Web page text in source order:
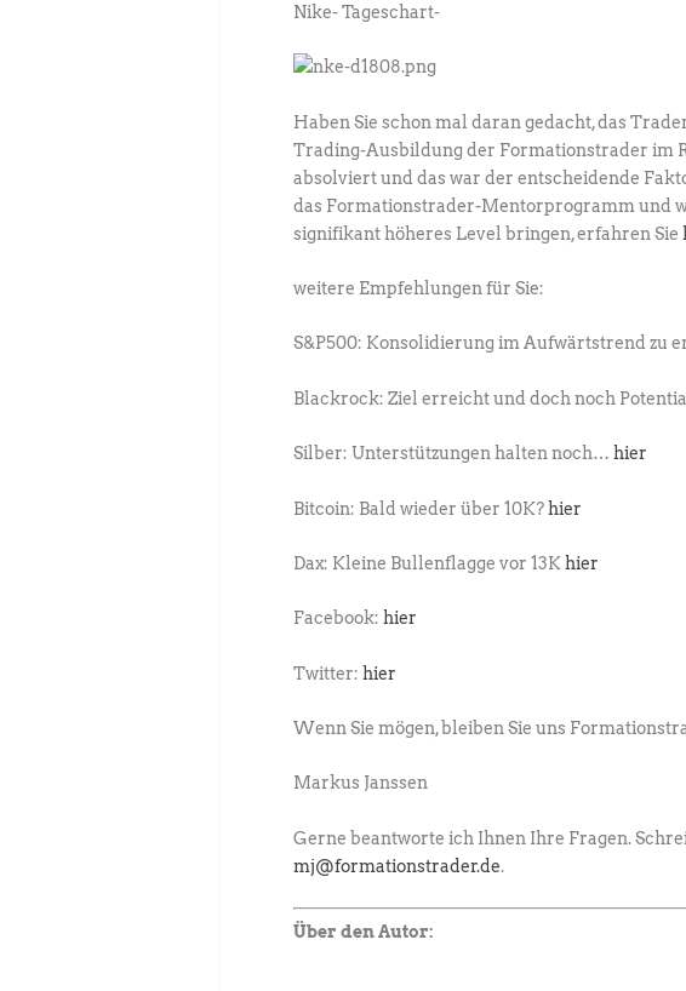
Nike- Tageschart-
Haben Sie schon mal daran gedacht, das
Trading-Ausbildung der Formationstrader im
absolviert und das war der entscheidende
das Formationstrader-Mentorprogramm und
signifikant höheres Level bringen, erfahren Sie
weitere Empfehlungen für Sie:
S&P500: Konsolidierung im Aufwärtstrend zu
Blackrock: Ziel erreicht und doch noch
Silber: Unterstützungen halten noch… hier
Bitcoin: Bald wieder über 10K?hier
Dax: Kleine Bullenflagge vor 13K hier
Facebook: hier
Twitter: hier
Wenn Sie mögen, bleiben Sie uns
Markus Janssen
Gerne beantworte ich Ihnen Ihre Fragen.
mj@formationstrader.de.
Über den Autor: